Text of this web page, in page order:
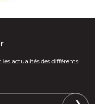
actualités des différents